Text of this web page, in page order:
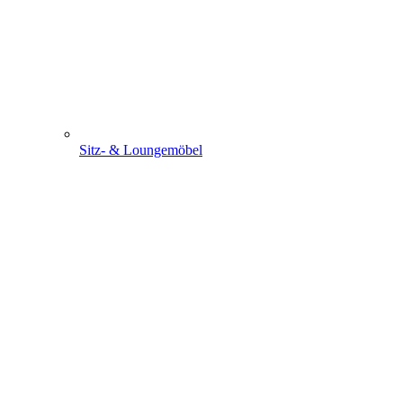
Sitz- & Loungemöbel